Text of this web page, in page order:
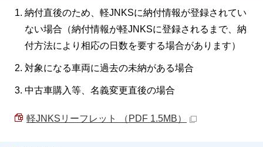
納付直後のため、軽JNKSに納付情報が登録されてい
ない場合（納付情報が軽JNKSに登録されるまで、納
付方法により相応の日数を要する場合があります）
対象になる車両に過去の未納がある場合
中古車購入等、名義変更直後の場合
軽JNKSリーフレット （PDF 1.5MB）